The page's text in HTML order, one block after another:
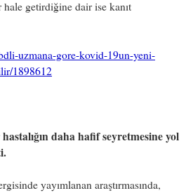
hale getirdiğine dair ise kanıt
uzmana-gore-kovid-19un-yeni-
1898612
daha hafif seyretmesine yol
yayımlanan araştırmasında,